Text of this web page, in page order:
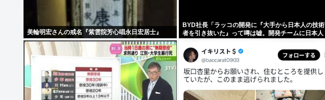
美輪明宏さんの戒名『紫雲院芳心唱永日宏居士』
BYD社長「ラッコの開発に『大手から日本人の技術
者を引き抜いた』って噂は嘘。開発チームに日本人